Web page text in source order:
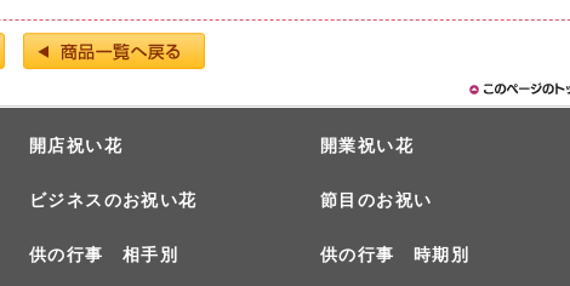
開店祝い花 開業祝い花
ビジネスのお祝い花 節目のお祝い
供の行事 相手別 供の行事 時期別